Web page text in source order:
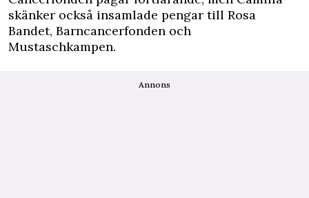
skänker också insamlade pengar till Rosa
Bandet, Barncancerfonden och
Mustaschkampen.
Annons